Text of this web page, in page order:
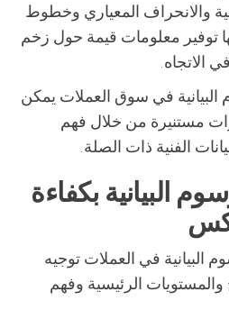
والانحراف المعياري وخطوط
توفير معلومات قيمة حول زخم
الاتجاه.
البيانية في سوق العملات يمكن
مستنيرة من خلال فهم
الفنية ذات الصلة.
البيانية بكفاءة
البيانية في العملات توجيه
والمستويات الرئيسية وفهم